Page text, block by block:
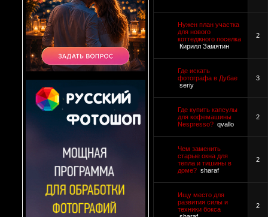
Нужен план участка
для нового
коттеджного поселка
Кирилл Замятин
2
Где искать
фотографа в Дубае
seriy
3
Где купить капсулы
для кофемашины
Nespresso? qvallo
2
Чем заменить
старые окна для
тепла и тишины в
доме? sharaf
2
Ищу место для
развития силы и
техники бокса
2